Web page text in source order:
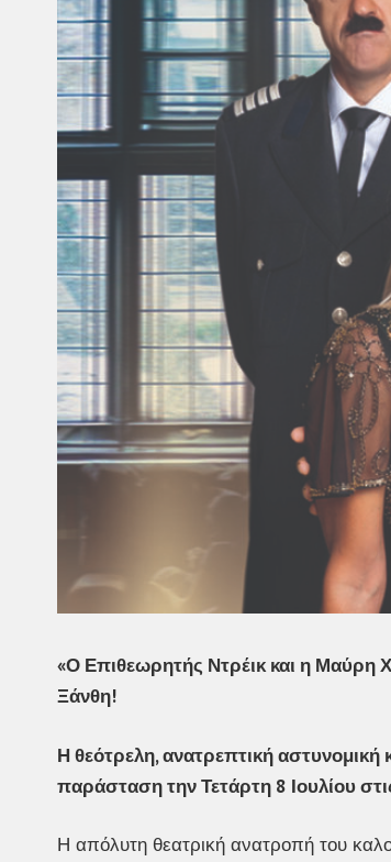
«Ο Επιθεωρητής Ντρέικ και η
Ξάνθη!
Η θεότρελη, ανατρεπτική αστυνομική
παράσταση την Τετάρτη 8 Ιουλίου
Η απόλυτη θεατρική ανατροπή του